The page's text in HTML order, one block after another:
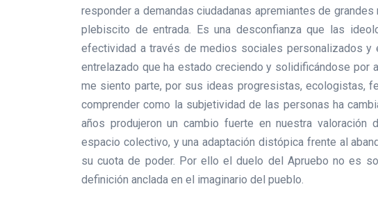
responder a demandas ciudadanas apremiantes de
plebiscito de entrada. Es una desconfianza que las
efectividad a través de medios sociales personalizados
entrelazado que ha estado creciendo y solidificándose por
me siento parte, por sus ideas progresistas, ecologistas,
comprender como la subjetividad de las personas ha
años produjeron un cambio fuerte en nuestra
espacio colectivo, y una adaptación distópica frente al
su cuota de poder. Por ello el duelo del Apruebo no es
definición anclada en el imaginario del pueblo.